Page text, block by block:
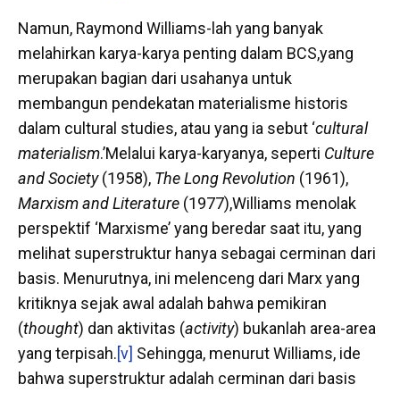
Namun, Raymond Williams-lah yang banyak
melahirkan karya-karya penting dalam BCS,yang
merupakan bagian dari usahanya untuk
membangun pendekatan materialisme historis
dalam cultural studies, atau yang ia sebut ‘cultural
materialism.’Melalui karya-karyanya, seperti Culture
and Society(1958), The Long Revolution (1961),
Marxism and Literature (1977),Williams menolak
perspektif ‘Marxisme’ yang beredar saat itu, yang
melihat superstruktur hanya sebagai cerminan dari
basis. Menurutnya, ini melenceng dari Marx yang
kritiknya sejak awal adalah bahwa pemikiran
(thought) dan aktivitas (activity) bukanlah area-area
yang terpisah.[v] Sehingga, menurut Williams, ide
bahwa superstruktur adalah cerminan dari basis